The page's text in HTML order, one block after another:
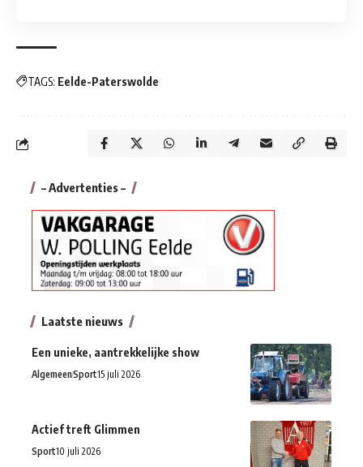
TAGS: Eelde-Paterswolde
– Advertenties –
Laatste nieuws
Een unieke, aantrekkelijke show
AlgemeenSport15 juli 2026
Actief treft Glimmen
Sport10 juli 2026